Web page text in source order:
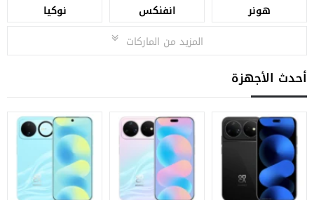
هونر
انفنكس
نوكيا
المزيد من الماركات
أحدث الأجهزة